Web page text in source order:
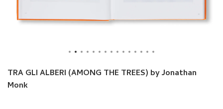
TRA GLI ALBERI (AMONG THE TREES) by Jonathan
Monk